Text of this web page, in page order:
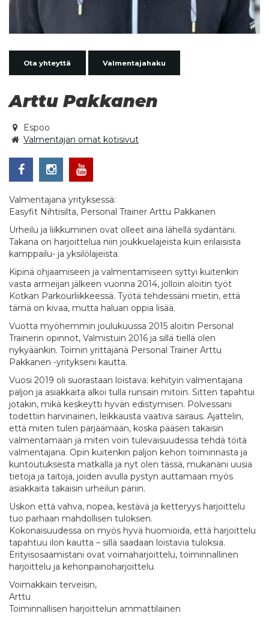
Ota yhteyttä Valmentajahaku
Arttu Pakkanen
Espoo
Valmentajan omat kotisivut
Valmentajana yrityksessä:
Easyfit Nihtisilta, Personal Trainer Arttu Pakkanen
Urheilu ja liikkuminen ovat olleet aina lähellä sydäntäni.
Takana on harjoittelua niin joukkuelajeista kuin erilaisista
kamppailu- ja yksilölajeista.
Kipinä ohjaamiseen ja valmentamiseen syttyi kuitenkin
vasta armeijan jälkeen vuonna 2014, jolloin aloitin työt
Kotkan Parkourliikkeessä. Työtä tehdessäni mietin, että
tämä on kivaa, mutta haluan oppia lisää.
Vuotta myöhemmin joulukuussa 2015 aloitin Personal
Trainerin opinnot, Valmistuin 2016 ja sillä tiellä olen
nykyäänkin. Toimin yrittäjänä Personal Trainer Arttu
Pakkanen -yritykseni kautta.
Vuosi 2019 oli suorastaan loistava: kehityin valmentajana
paljon ja asiakkaita alkoi tulla runsain mitoin. Sitten tapahtui
jotakin, mikä keskeytti hyvän edistymisen. Polvessani
todettiin harvinainen, leikkausta vaativa sairaus. Ajattelin,
että miten tulen pärjäämään, koska pääsen takaisin
valmentamaan ja miten voin tulevaisuudessa tehdä töitä
valmentajana. Opin kuitenkin paljon kehon toiminnasta ja
kuntoutuksesta matkalla ja nyt olen tässä, mukanani uusia
tietoja ja taitoja, joiden avulla pystyn auttamaan myös
asiakkaita takaisin urheilun pariin.
Uskon että vahva, nopea, kestävä ja ketteryys harjoittelu
tuo parhaan mahdollisen tuloksen.
Kokonaisuudessa on myös hyvä huomioida, että harjoittelu
tapahtuu ilon kautta – sillä saadaan loistavia tuloksia.
Erityisosaamistani ovat voimaharjoittelu, toiminnallinen
harjoittelu ja kehonpainoharjoittelu.
Voimakkain terveisin,
Arttu
Toiminnallisen harjoittelun ammattilainen